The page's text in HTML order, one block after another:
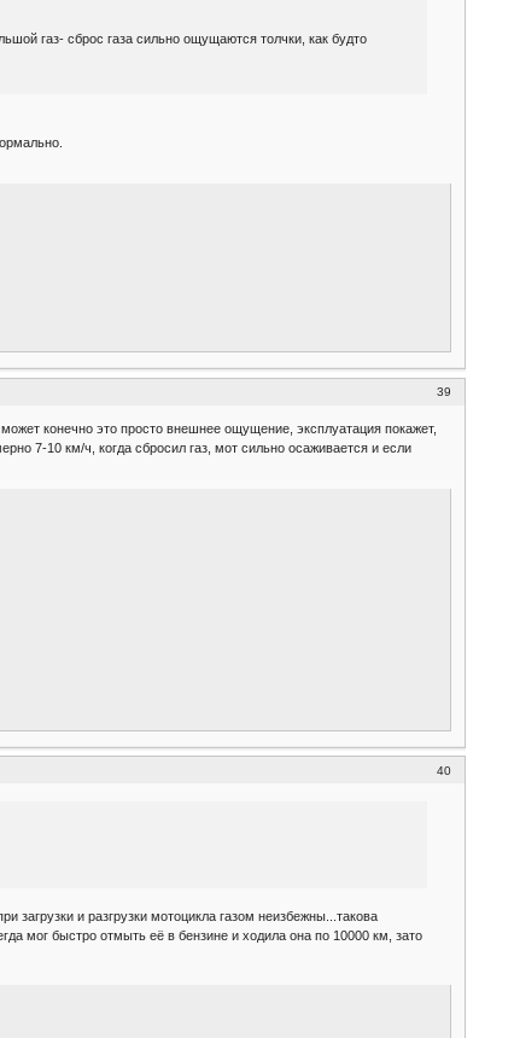
газ- сброс газа сильно ощущаются толчки, как будто
39
конечно это просто внешнее ощущение, эксплуатация покажет,
7-10 км/ч, когда сбросил газ, мот сильно осаживается и если
40
и разгрузки мотоцикла газом неизбежны...такова
мог быстро отмыть её в бензине и ходила она по 10000 км, зато